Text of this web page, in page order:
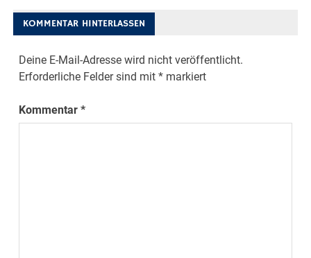
KOMMENTAR HINTERLASSEN
Deine E-Mail-Adresse wird nicht veröffentlicht.
Erforderliche Felder sind mit* markiert
Kommentar*